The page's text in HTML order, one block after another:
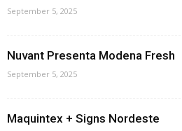
September 5, 2025
Nuvant Presenta Modena Fresh
September 5, 2025
Maquintex + Signs Nordeste